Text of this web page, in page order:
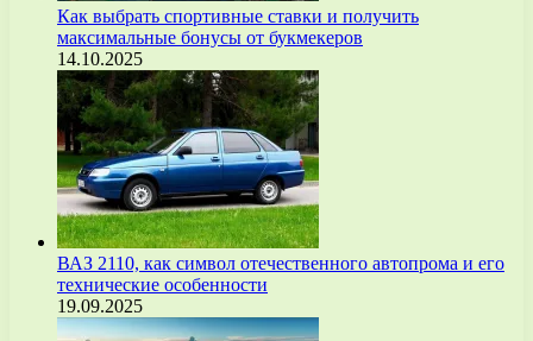
Как выбрать спортивные ставки и получить
максимальные бонусы от букмекеров
14.10.2025
ВАЗ 2110, как символ отечественного автопрома и его
технические особенности
19.09.2025